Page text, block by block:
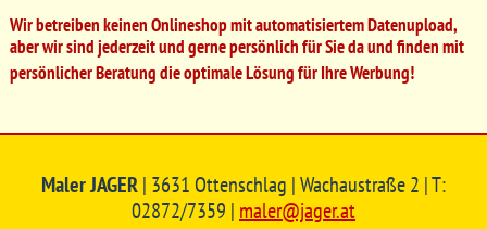
Wir betreiben keinen Onlineshop mit automatisiertem Datenupload,
aber wir sind jederzeit und gerne persönlich für Sie da und finden mit
persönlicher Beratung die optimale Lösung für Ihre Werbung!
Maler JAGER| 3631 Ottenschlag | Wachaustraße 2 | T:
02872/7359 | maler@jager.at